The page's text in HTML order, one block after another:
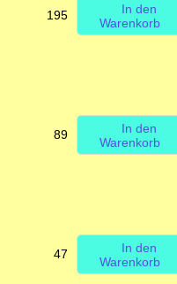
195
In den
Warenkorb
89
In den
Warenkorb
47
In den
Warenkorb